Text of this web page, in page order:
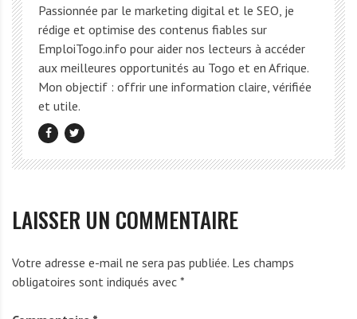
Passionnée par le marketing digital et le SEO, je
rédige et optimise des contenus fiables sur
EmploiTogo.info pour aider nos lecteurs à accéder
aux meilleures opportunités au Togo et en Afrique.
Mon objectif : offrir une information claire, vérifiée
et utile.
LAISSER UN COMMENTAIRE
Votre adresse e-mail ne sera pas publiée. Les champs
obligatoires sont indiqués avec *